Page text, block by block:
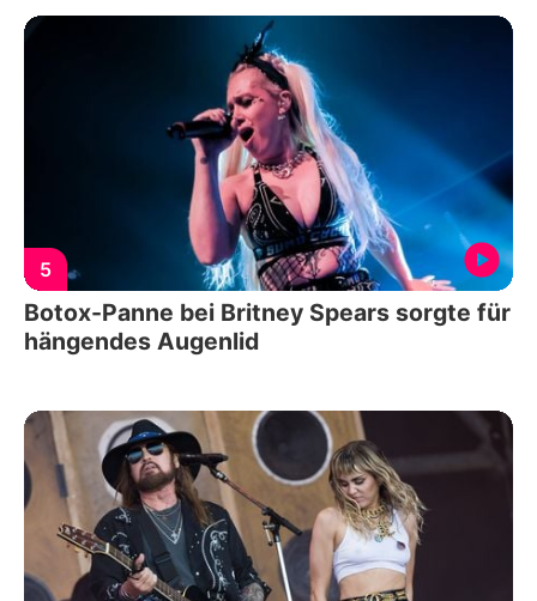
5
Botox-Panne bei Britney Spears sorgte für
hängendes Augenlid